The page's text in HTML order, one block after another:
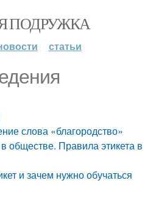
ПОДРУЖКА
статьи
слова «благородство»
обществе. Правила этикета в
и зачем нужно обучаться